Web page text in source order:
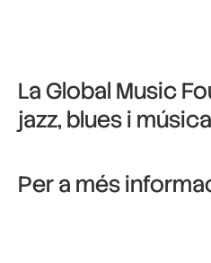
LaGlobal Music
jazz, blues i
Per a més